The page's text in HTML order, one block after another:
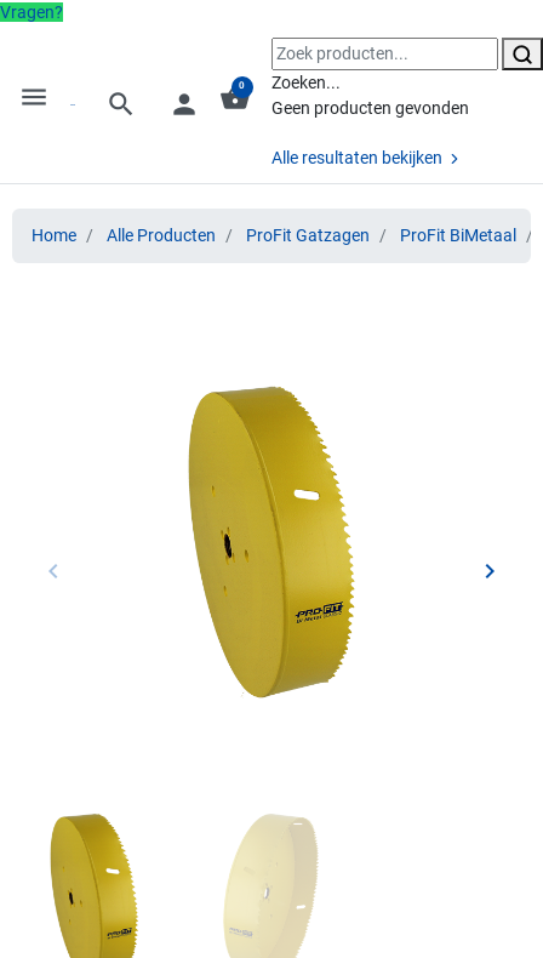
Vragen?
menu search person shopping_basket
0
Zoeken...
Geen producten gevonden
Alle resultaten bekijken
Home Alle Producten ProFit Gatzagen ProFit BiMetaal
Vorige
keyboard_arrow_left keyboard_arrow_right